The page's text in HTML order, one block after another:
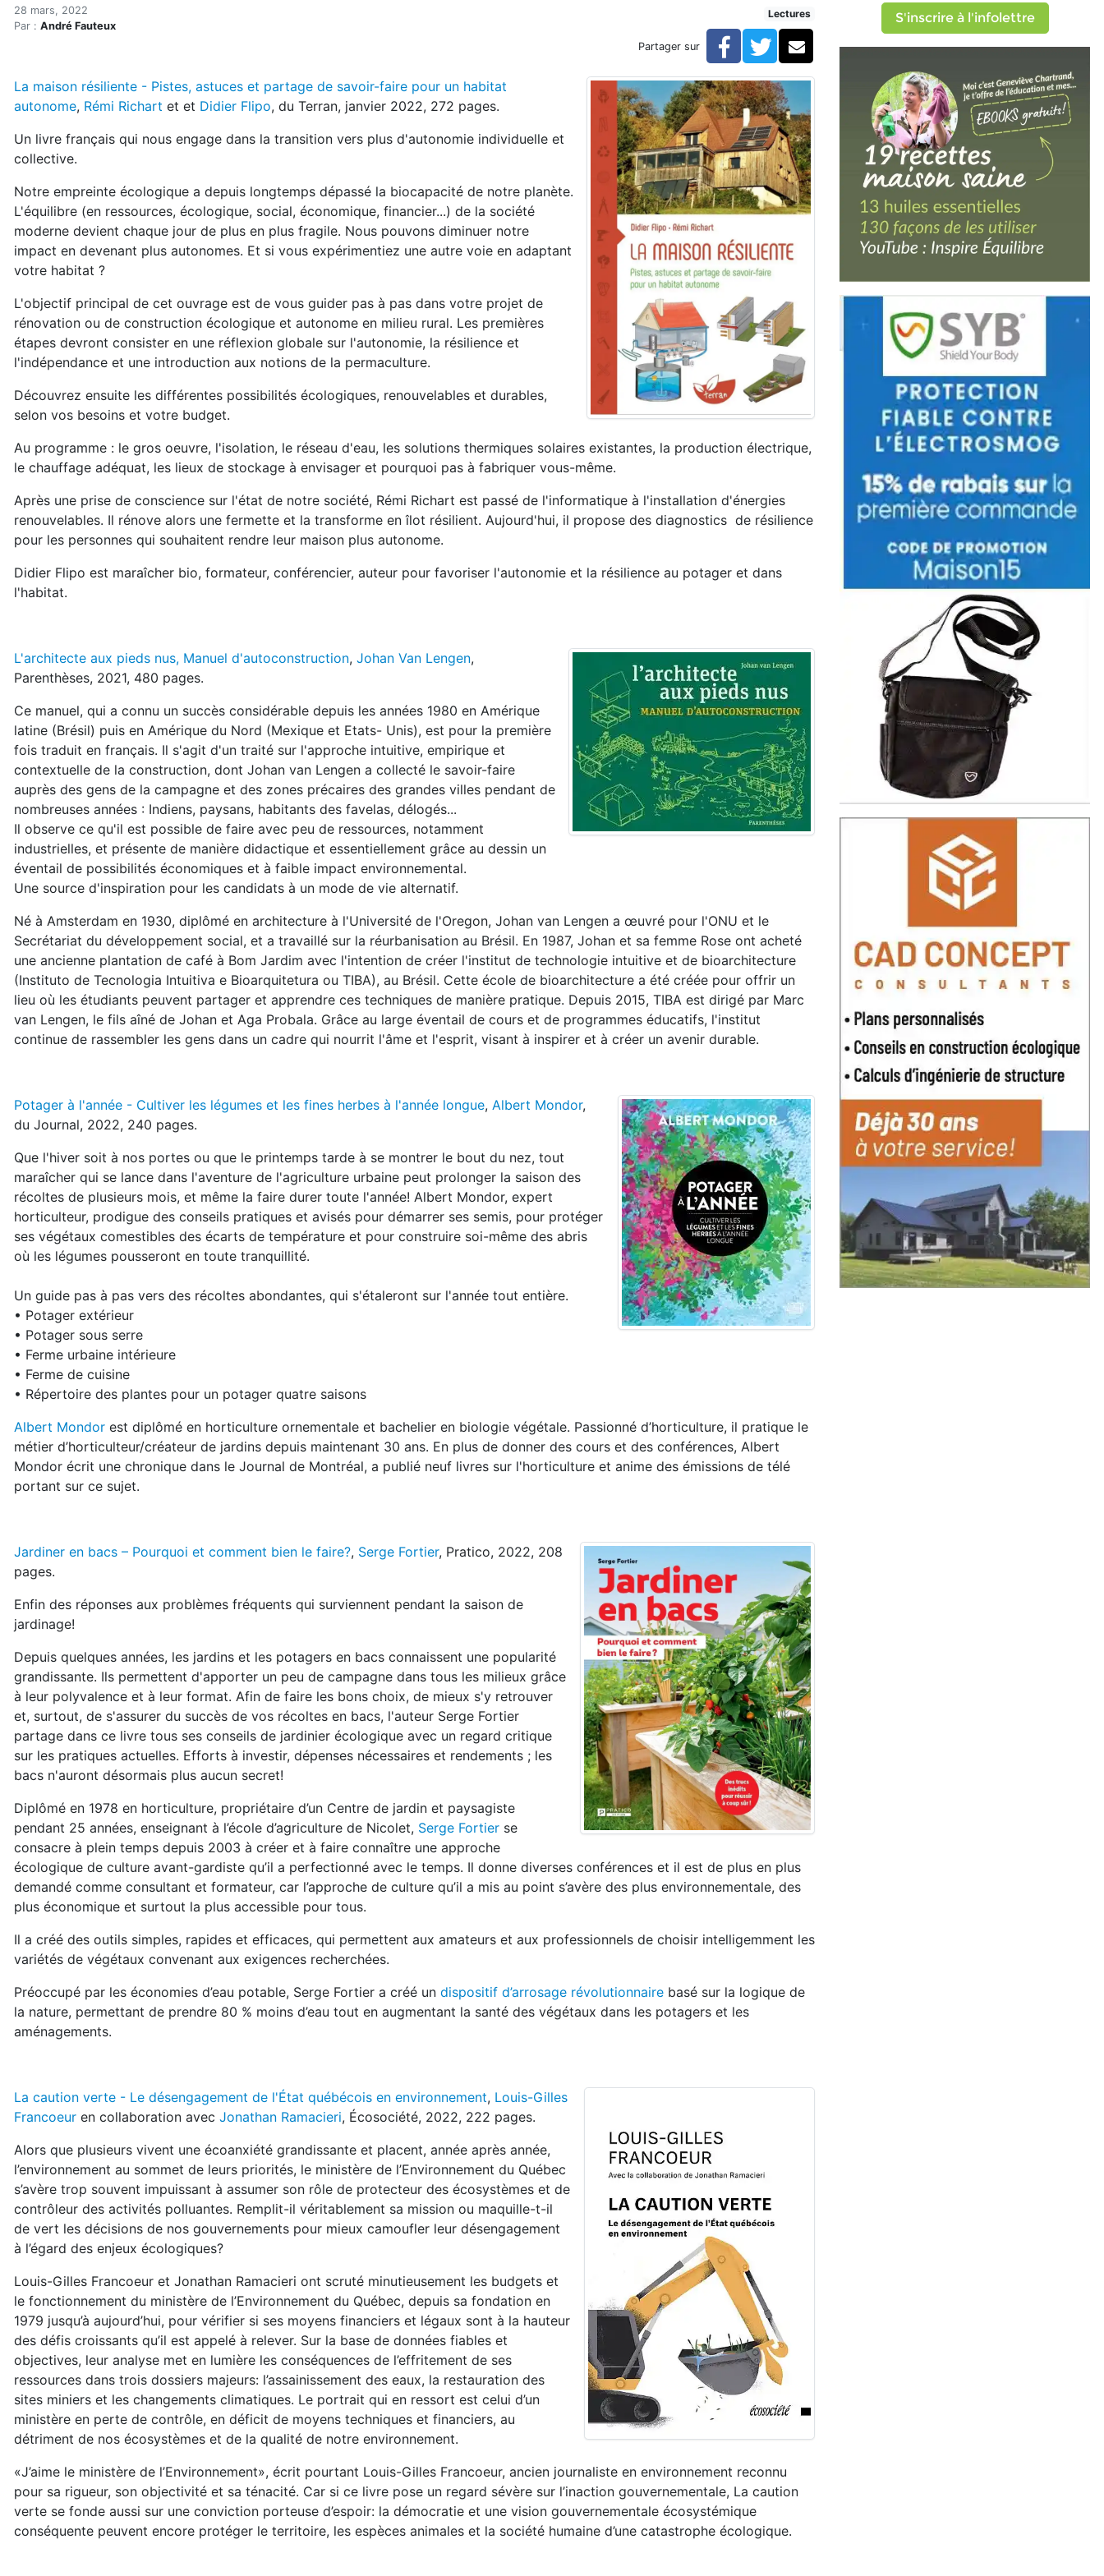
Accueil
Articles
Lectures essentielles (printemps 2022)
Lectures essentielles (printemps 2022)
28 mars, 2022
Par : André Fauteux
Lectures
Partager sur Facebook
TwitterCourriel
La maison résiliente - Pistes, astuces et partage de savoir-faire pour un habitat
autonome, Rémi Richart et et Didier Flipo, du Terran, janvier 2022, 272 pages.
Un livre français qui nous engage dans la transition vers plus d'autonomie individuelle et
collective.
Notre empreinte écologique a depuis longtemps dépassé la biocapacité de notre planète.
L'équilibre (en ressources, écologique, social, économique, financier...) de la société
moderne devient chaque jour de plus en plus fragile. Nous pouvons diminuer notre
impact en devenant plus autonomes. Et si vous expérimentiez une autre voie en adaptant
votre habitat ?
L'objectif principal de cet ouvrage est de vous guider pas à pas dans votre projet de
rénovation ou de construction écologique et autonome en milieu rural. Les premières
étapes devront consister en une réflexion globale sur l'autonomie, la résilience et
l'indépendance et une introduction aux notions de la permaculture.
Découvrez ensuite les différentes possibilités écologiques, renouvelables et durables,
selon vos besoins et votre budget.
Au programme : le gros oeuvre, l'isolation, le réseau d'eau, les solutions thermiques solaires existantes, la production électrique,
le chauffage adéquat, les lieux de stockage à envisager et pourquoi pas à fabriquer vous-même.
Après une prise de conscience sur l'état de notre société, Rémi Richart est passé de l'informatique à l'installation d'énergies
renouvelables. Il rénove alors une fermette et la transforme en îlot résilient. Aujourd'hui, il propose des diagnostics de résilience
pour les personnes qui souhaitent rendre leur maison plus autonome.
Didier Flipo est maraîcher bio, formateur, conférencier, auteur pour favoriser l'autonomie et la résilience au potager et dans
l'habitat.
L'architecte aux pieds nus, Manuel d'autoconstruction, Johan Van Lengen,
Parenthèses, 2021, 480 pages.
Ce manuel, qui a connu un succès considérable depuis les années 1980 en Amérique
latine (Brésil) puis en Amérique du Nord (Mexique et Etats- Unis), est pour la première
fois traduit en français. Il s'agit d'un traité sur l'approche intuitive, empirique et
contextuelle de la construction, dont Johan van Lengen a collecté le savoir-faire
auprès des gens de la campagne et des zones précaires des grandes villes pendant de
nombreuses années : Indiens, paysans, habitants des favelas, délogés...
Il observe ce qu'il est possible de faire avec peu de ressources, notamment
industrielles, et présente de manière didactique et essentiellement grâce au dessin un
éventail de possibilités économiques et à faible impact environnemental.
Une source d'inspiration pour les candidats à un mode de vie alternatif.
Né à Amsterdam en 1930, diplômé en architecture à l'Université de l'Oregon, Johan van Lengen a œuvré pour l'ONU et le
Secrétariat du développement social, et a travaillé sur la réurbanisation au Brésil. En 1987, Johan et sa femme Rose ont acheté
une ancienne plantation de café à Bom Jardim avec l'intention de créer l'institut de technologie intuitive et de bioarchitecture
(Instituto de Tecnologia Intuitiva e Bioarquitetura ou TIBA), au Brésil. Cette école de bioarchitecture a été créée pour offrir un
lieu où les étudiants peuvent partager et apprendre ces techniques de manière pratique. Depuis 2015, TIBA est dirigé par Marc
van Lengen, le fils aîné de Johan et Aga Probala. Grâce au large éventail de cours et de programmes éducatifs, l'institut
continue de rassembler les gens dans un cadre qui nourrit l'âme et l'esprit, visant à inspirer et à créer un avenir durable.
Potager à l'année - Cultiver les légumes et les fines herbes à l'année longue, Albert Mondor,
du Journal, 2022, 240 pages.
Que l'hiver soit à nos portes ou que le printemps tarde à se montrer le bout du nez, tout
maraîcher qui se lance dans l'aventure de l'agriculture urbaine peut prolonger la saison des
récoltes de plusieurs mois, et même la faire durer toute l'année! Albert Mondor, expert
horticulteur, prodigue des conseils pratiques et avisés pour démarrer ses semis, pour protéger
ses végétaux comestibles des écarts de température et pour construire soi-même des abris
où les légumes pousseront en toute tranquillité.
Un guide pas à pas vers des récoltes abondantes, qui s'étaleront sur l'année tout entière.
• Potager extérieur
• Potager sous serre
• Ferme urbaine intérieure
• Ferme de cuisine
• Répertoire des plantes pour un potager quatre saisons
Albert Mondor est diplômé en horticulture ornementale et bachelier en biologie végétale. Passionné d’horticulture, il pratique le
métier d’horticulteur/créateur de jardins depuis maintenant 30 ans. En plus de donner des cours et des conférences, Albert
Mondor écrit une chronique dans le Journal de Montréal, a publié neuf livres sur l'horticulture et anime des émissions de télé
portant sur ce sujet.
Jardiner en bacs – Pourquoi et comment bien le faire?, Serge Fortier, Pratico, 2022, 208
pages.
Enfin des réponses aux problèmes fréquents qui surviennent pendant la saison de
jardinage!
Depuis quelques années, les jardins et les potagers en bacs connaissent une popularité
grandissante. Ils permettent d'apporter un peu de campagne dans tous les milieux grâce
à leur polyvalence et à leur format. Afin de faire les bons choix, de mieux s'y retrouver
et, surtout, de s'assurer du succès de vos récoltes en bacs, l'auteur Serge Fortier
partage dans ce livre tous ses conseils de jardinier écologique avec un regard critique
sur les pratiques actuelles. Efforts à investir, dépenses nécessaires et rendements ; les
bacs n'auront désormais plus aucun secret!
Diplômé en 1978 en horticulture, propriétaire d’un Centre de jardin et paysagiste
pendant 25 années, enseignant à l’école d’agriculture de Nicolet, Serge Fortier se
consacre à plein temps depuis 2003 à créer et à faire connaître une approche
écologique de culture avant-gardiste qu’il a perfectionné avec le temps. Il donne diverses conférences et il est de plus en plus
demandé comme consultant et formateur, car l’approche de culture qu’il a mis au point s’avère des plus environnementale, des
plus économique et surtout la plus accessible pour tous.
Il a créé des outils simples, rapides et efficaces, qui permettent aux amateurs et aux professionnels de choisir intelligemment les
variétés de végétaux convenant aux exigences recherchées.
Préoccupé par les économies d’eau potable, Serge Fortier a créé un dispositif d’arrosage révolutionnaire basé sur la logique de
la nature, permettant de prendre 80 % moins d’eau tout en augmentant la santé des végétaux dans les potagers et les
aménagements.
La caution verte - Le désengagement de l'État québécois en environnement, Louis-Gilles
Francoeur en collaboration avec Jonathan Ramacieri, Écosociété, 2022, 222 pages.
Alors que plusieurs vivent une écoanxiété grandissante et placent, année après année,
l’environnement au sommet de leurs priorités, le ministère de l’Environnement du Québec
s’avère trop souvent impuissant à assumer son rôle de protecteur des écosystèmes et de
contrôleur des activités polluantes. Remplit-il véritablement sa mission ou maquille-t-il
de vert les décisions de nos gouvernements pour mieux camoufler leur désengagement
à l’égard des enjeux écologiques?
Louis-Gilles Francoeur et Jonathan Ramacieri ont scruté minutieusement les budgets et
le fonctionnement du ministère de l’Environnement du Québec, depuis sa fondation en
1979 jusqu’à aujourd’hui, pour vérifier si ses moyens financiers et légaux sont à la hauteur
des défis croissants qu’il est appelé à relever. Sur la base de données fiables et
objectives, leur analyse met en lumière les conséquences de l’effritement de ses
ressources dans trois dossiers majeurs: l’assainissement des eaux, la restauration des
sites miniers et les changements climatiques. Le portrait qui en ressort est celui d’un
ministère en perte de contrôle, en déficit de moyens techniques et financiers, au
détriment de nos écosystèmes et de la qualité de notre environnement.
«J’aime le ministère de l’Environnement», écrit pourtant Louis-Gilles Francoeur, ancien journaliste en environnement reconnu
pour sa rigueur, son objectivité et sa ténacité. Car si ce livre pose un regard sévère sur l’inaction gouvernementale, La caution
verte se fonde aussi sur une conviction porteuse d’espoir: la démocratie et une vision gouvernementale écosystémique
conséquente peuvent encore protéger le territoire, les espèces animales et la société humaine d’une catastrophe écologique.
S'inscrire à l'infolettre